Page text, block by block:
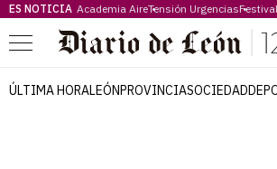
ES NOTICIA Academia AireTensión Urgencias
Menú
ÚLTIMA HORALEÓNPROVINCIASOCIEDAD